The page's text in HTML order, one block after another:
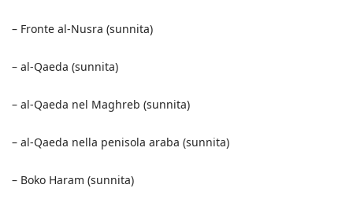
– Fronte al-Nusra (sunnita)
– al-Qaeda (sunnita)
– al-Qaeda nel Maghreb (sunnita)
– al-Qaeda nella penisola araba (sunnita)
– Boko Haram (sunnita)